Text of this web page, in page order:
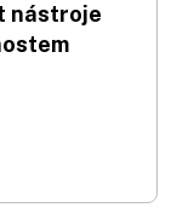
nástroje